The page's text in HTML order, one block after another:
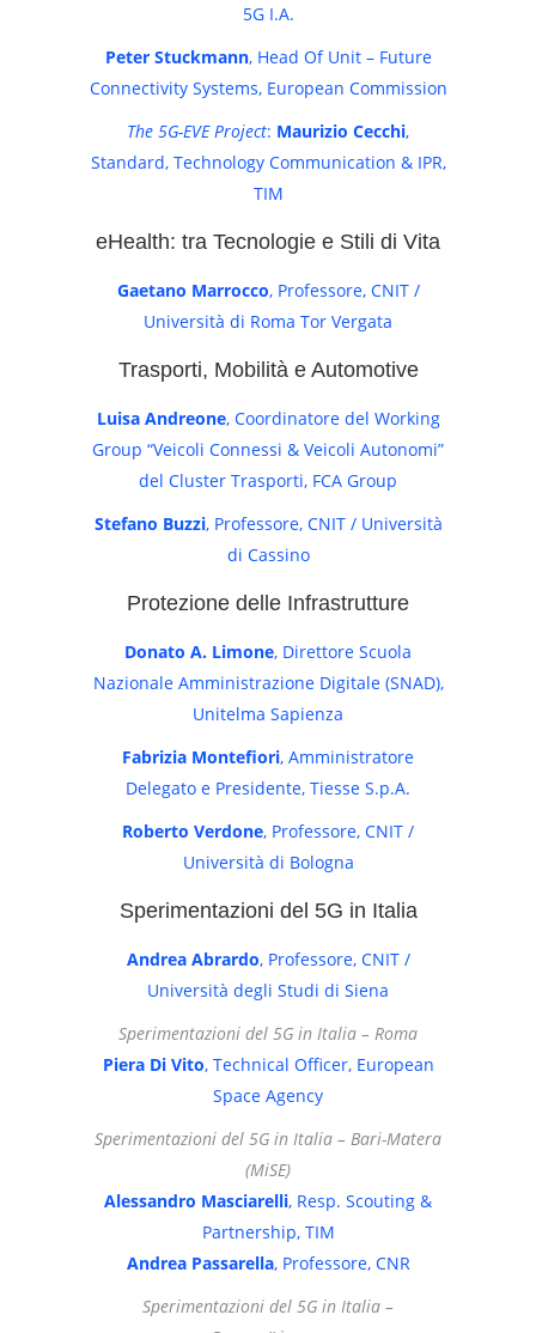
5G I.A.
Peter Stuckmann, Head Of Unit – Future
Connectivity Systems, European Commission
The 5G-EVE Project: Maurizio Cecchi,
Standard, Technology Communication & IPR,
TIM
eHealth: tra Tecnologie e Stili di Vita
Gaetano Marrocco, Professore, CNIT /
Università di Roma Tor Vergata
Trasporti, Mobilità e Automotive
Luisa Andreone, Coordinatore del Working
Group “Veicoli Connessi & Veicoli Autonomi”
del Cluster Trasporti, FCA Group
Stefano Buzzi, Professore, CNIT / Università
di Cassino
Protezione delle Infrastrutture
Donato A. Limone, Direttore Scuola
Nazionale Amministrazione Digitale (SNAD),
Unitelma Sapienza
Fabrizia Montefiori, Amministratore
Delegato e Presidente, Tiesse S.p.A.
Roberto Verdone, Professore, CNIT /
Università di Bologna
Sperimentazioni del 5G in Italia
Andrea Abrardo, Professore, CNIT /
Università degli Studi di Siena
Sperimentazioni del 5G in Italia – Roma
Piera Di Vito, Technical Officer, European
Space Agency
Sperimentazioni del 5G in Italia – Bari-Matera
(MiSE)
Alessandro Masciarelli, Resp. Scouting &
Partnership, TIM
Andrea Passarella, Professore, CNR
Sperimentazioni del 5G in Italia –